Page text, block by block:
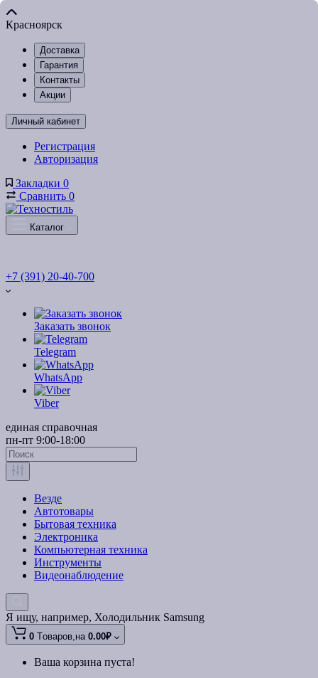
Красноярск
Доставка
Гарантия
Контакты
Акции
Личный кабинет
Регистрация
Авторизация
Закладки 0
Сравнить 0
Каталог
+7 (391) 20-40-700
Заказать звонок
Telegram
WhatsApp
Viber
единая справочная
пн-пт 9:00-18:00
Везде
Автотовары
Бытовая техника
Электроника
Компьютерная техника
Инструменты
Видеонаблюдение
Я ищу, например, Холодильник Samsung
0 Tоваров,на 0.00₽
Ваша корзина пуста!